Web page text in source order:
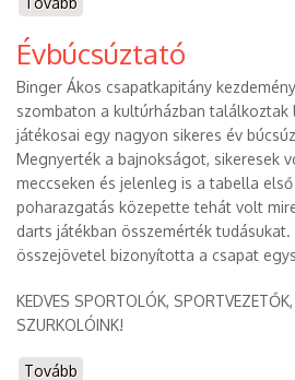
-
január)
Évbúcsúztató
Binger Ákos csapatkapitány
szombaton a kultúrházban találkoztak
játékosai egy nagyon sikeres év
Megnyerték a bajnokságot, sikeresek
meccseken és jelenleg is a tabella
poharazgatás közepette tehát volt
darts játékban összemérték
összejövetel bizonyította a csapat
KEDVES SPORTOLÓK,
SZURKOLÓINK!
Tovább